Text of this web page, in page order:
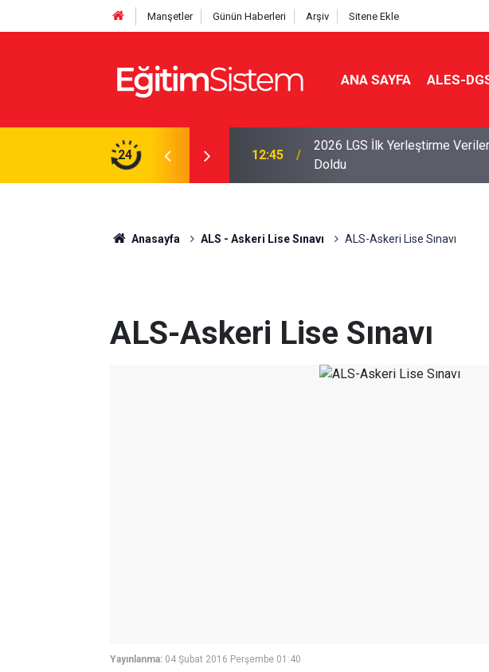
Manşetler Günün Haberleri Arşiv Sitene Ekle
ANA SAYFA ALES-
24
Belli Oldu: İki Program 500 Puanla
12:45
2026 LGS İlk Yerleştirme
Doldu
Anasayfa ALS - Askeri Lise Sınavı ALS-Askeri Lise Sınavı
ALS-Askeri Lise Sınavı
Yayınlanma: 04 Şubat 2016 Perşembe 01:40